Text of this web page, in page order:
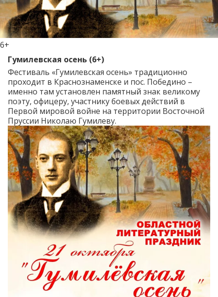
Гумилевская осень (6+)
6+
Фестиваль «Гумилевская осень» традиционно
проходит в Краснознаменске и пос. Победино –
именно там установлен памятный знак великому
поэту, офицеру, участнику боевых действий в
Первой мировой войне на территории Восточной
Пруссии Николаю Гумилеву.